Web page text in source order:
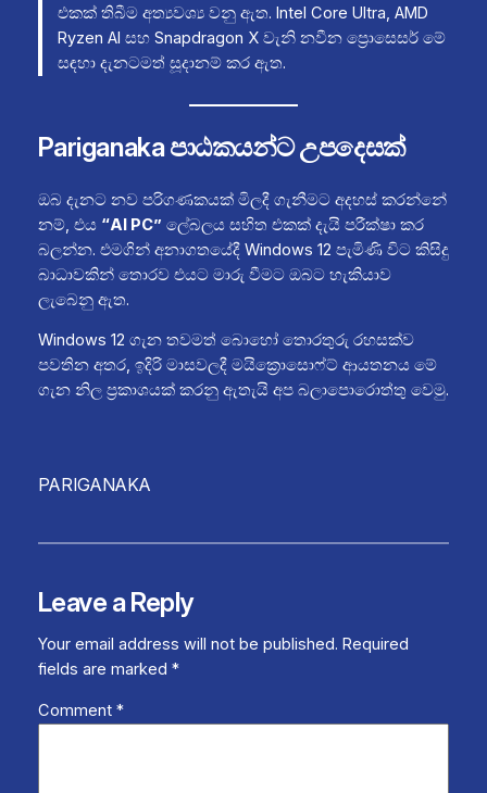
එකක් තිබීම අත්‍යවශ්‍ය වනු ඇත. Intel Core Ultra, AMD
Ryzen AI සහ Snapdragon X වැනි නවීන ප්‍රොසෙසර් මේ
සඳහා දැනටමත් සූදානම් කර ඇත.
Pariganaka පාඨකයන්ට උපදෙසක්
ඔබ දැනට නව පරිගණකයක් මිලදී ගැනීමට අදහස් කරන්නේ
නම්, එය “AI PC” ලේබලය සහිත එකක් දැයි පරීක්ෂා කර
බලන්න. එමගින් අනාගතයේදී Windows 12 පැමිණි විට කිසිදු
බාධාවකින් තොරව එයට මාරු වීමට ඔබට හැකියාව
ලැබෙනු ඇත.
Windows 12 ගැන තවමත් බොහෝ තොරතුරු රහසක්ව
පවතින අතර, ඉදිරි මාසවලදී මයික්‍රොසොෆ්ට් ආයතනය මේ
ගැන නිල ප්‍රකාශයක් කරනු ඇතැයි අප බලාපොරොත්තු වෙමු.
PARIGANAKA
Leave a Reply
Your email address will not be published. Required
fields are marked *
Comment *